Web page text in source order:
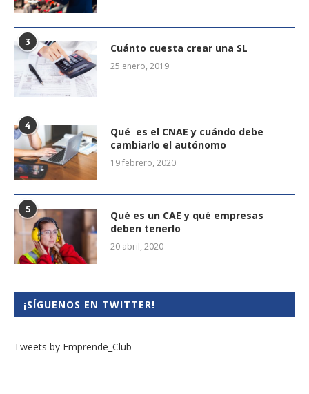
3 Cuánto cuesta crear una SL
25 enero, 2019
4
Qué es el CNAE y cuándo debe
cambiarlo el autónomo
19 febrero, 2020
5
Qué es un CAE y qué empresas
deben tenerlo
20 abril, 2020
¡SÍGUENOS EN TWITTER!
Tweets by Emprende_Club